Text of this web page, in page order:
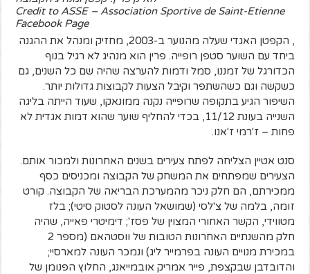
Credit to ASSE – Association Sportive de Saint-Etienne
Facebook Page
, הקפטן האגדי שעלה מהנוער ב-2003, מחזיק ומנהל את ההגנה
ביחד עם השוער סטפן רופייה. פרין הוא מנהיג לא רגיל בנוף
הכדורגל של זמננו, סמל ודמות להערצה שהיה שם כל השנים, גם
כשקשה וגם כשהשתפר וקיבל הצעות לקבוצות גדולות יותר.
השיפור הגיע בתקופה שרופייה נקנה ממונאקו, שעוד הייתה בליגה
השנייה בעונת 11/12, בכדי להחליף שוער שהוא דמות אגדית לא
פחות – ז'רמי ז'אנו.
סנט אטיין הצליחה לפתח צעירים בשנים האחרונות ולמכור אותם.
הצעירים שמפתחים את המשחק של הקבוצה ומכניסים כסף
ממכירתם, הם חלק ניכר מהמערכת הבריאה של הקבוצה. קורט
זומה, בלמה של צ'לסי (שמושאל העונה לסטוק סיטי); בלז
מטווידי, הקשר האחורי המצוין של פסז'; דימיטרי פאייה, שהיה
חלק מהשנתיים האחרונות הטובות של ווסטהאם (מספר 2
במכירת מנויים העונה בפרמייר ליג) ונמכר העונה למארסיי;
והדובדבן שבקצפת, פייר אמריק אובמייאנג, החלוץ הפנומן של